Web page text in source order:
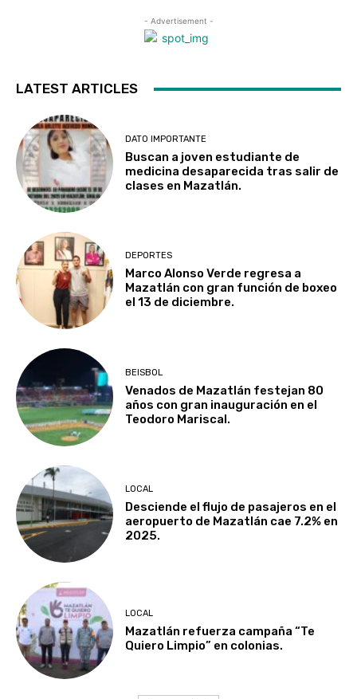
- Advertisement -
LATEST ARTICLES
DATO IMPORTANTE
Buscan a joven estudiante de
medicina desaparecida tras salir de
clases en Mazatlán.
DEPORTES
Marco Alonso Verde regresa a
Mazatlán con gran función de boxeo
el 13 de diciembre.
BEISBOL
Venados de Mazatlán festejan 80
años con gran inauguración en el
Teodoro Mariscal.
LOCAL
Desciende el flujo de pasajeros en el
aeropuerto de Mazatlán cae 7.2% en
2025.
LOCAL
Mazatlán refuerza campaña “Te
Quiero Limpio” en colonias.